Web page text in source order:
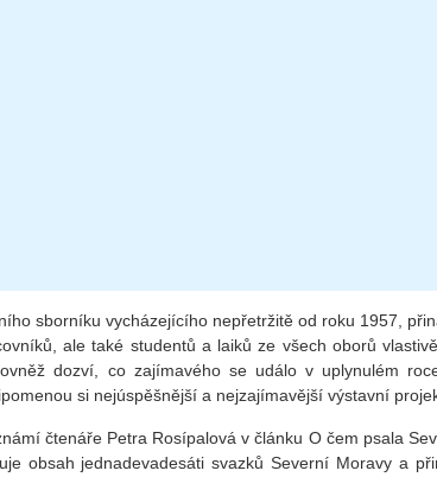
sborníku vycházejícího nepřetržitě od roku 1957,
ale také studentů a laiků ze všech oborů
dozví, co zajímavého se událo v uplynulém
si nejúspěšnější a nejzajímavější výstavní
čtenáře Petra Rosípalová v článku O čem psala
obsah jednadevadesáti svazků Severní Moravy a